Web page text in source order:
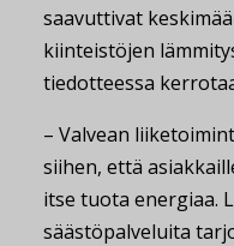
saavuttivat
kiinteistöjen
tiedotteessa
– Valvean
siihen, että
itse tuota energiaa.
säästöpalveluita